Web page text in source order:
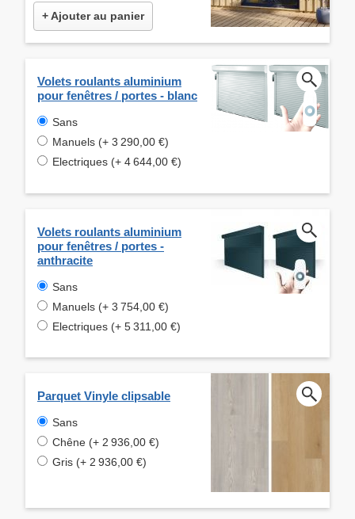
+ Ajouter au panier
Volets roulants aluminium
pour fenêtres / portes - blanc
Sans
Manuels (+ 3 290,00 €)
Electriques (+ 4 644,00 €)
Volets roulants aluminium
pour fenêtres / portes -
anthracite
Sans
Manuels (+ 3 754,00 €)
Electriques (+ 5 311,00 €)
Parquet Vinyle clipsable
Sans
Chêne (+ 2 936,00 €)
Gris (+ 2 936,00 €)